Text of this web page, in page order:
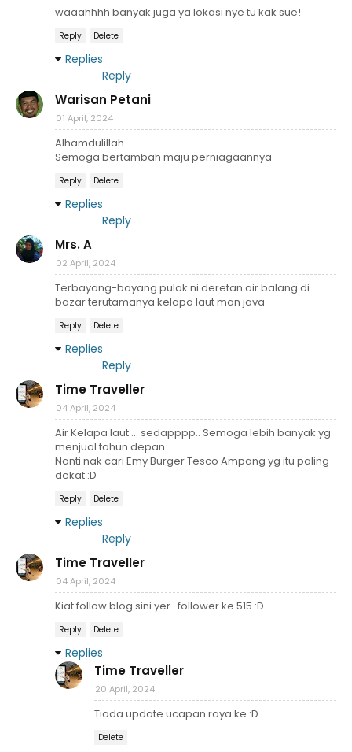
waaahhhh banyak juga ya lokasi nye tu kak sue!
Reply Delete
Replies
Reply
Warisan Petani
01 April, 2024
Alhamdulillah
Semoga bertambah maju perniagaannya
Reply Delete
Replies
Reply
Mrs. A
02 April, 2024
Terbayang-bayang pulak ni deretan air balang di
bazar terutamanya kelapa laut man java
Reply Delete
Replies
Reply
Time Traveller
04 April, 2024
Air Kelapa laut ... sedapppp.. Semoga lebih banyak yg
menjual tahun depan..
Nanti nak cari Emy Burger Tesco Ampang yg itu paling
dekat :D
Reply Delete
Replies
Reply
Time Traveller
04 April, 2024
Kiat follow blog sini yer.. follower ke 515 :D
Reply Delete
Replies
Time Traveller
20 April, 2024
Tiada update ucapan raya ke :D
Delete